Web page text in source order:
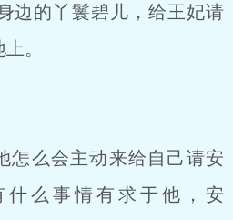
边的丫鬟碧儿，给王妃请
。
么会主动来给自己请安
什么事情有求于他，安